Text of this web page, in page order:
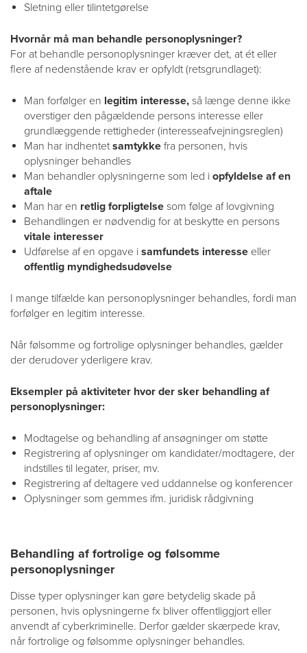
Sletning eller tilintetgørelse
Hvornår må man behandle personoplysninger?
For at behandle personoplysninger kræver det, at ét eller
flere af nedenstående krav er opfyldt (retsgrundlaget):
Man forfølger en legitim interesse, så længe denne ikke
overstiger den pågældende persons interesse eller
grundlæggende rettigheder (interesseafvejningsreglen)
Man har indhentet samtykke fra personen, hvis
oplysninger behandles
Man behandler oplysningerne som led i opfyldelse af en
aftale
Man har en retlig forpligtelse som følge af lovgivning
Behandlingen er nødvendig for at beskytte en persons
vitale interesser
Udførelse af en opgave i samfundets interesse eller
offentlig myndighedsudøvelse
I mange tilfælde kan personoplysninger behandles, fordi man
forfølger en legitim interesse.
Når følsomme og fortrolige oplysninger behandles, gælder
der derudover yderligere krav.
Eksempler på aktiviteter hvor der sker behandling af
personoplysninger:
Modtagelse og behandling af ansøgninger om støtte
Registrering af oplysninger om kandidater/modtagere, der
indstilles til legater, priser, mv.
Registrering af deltagere ved uddannelse og konferencer
Oplysninger som gemmes ifm. juridisk rådgivning
Behandling af fortrolige og følsomme
personoplysninger
Disse typer oplysninger kan gøre betydelig skade på
personen, hvis oplysningerne fx bliver offentliggjort eller
anvendt af cyberkriminelle. Derfor gælder skærpede krav,
når fortrolige og følsomme oplysninger behandles.